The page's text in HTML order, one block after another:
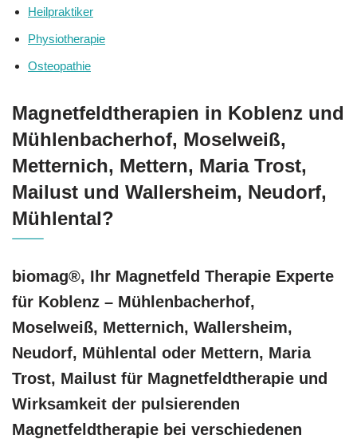
Heilpraktiker
Physiotherapie
Osteopathie
Magnetfeldtherapien in Koblenz und
Mühlenbacherhof, Moselweiß,
Metternich, Mettern, Maria Trost,
Mailust und Wallersheim, Neudorf,
Mühlental?
biomag®, Ihr Magnetfeld Therapie Experte
für Koblenz – Mühlenbacherhof,
Moselweiß, Metternich, Wallersheim,
Neudorf, Mühlental oder Mettern, Maria
Trost, Mailust für Magnetfeldtherapie und
Wirksamkeit der pulsierenden
Magnetfeldtherapie bei verschiedenen